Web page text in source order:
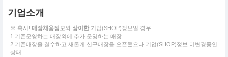
기업소개
※ 혹시! 매장채용정보와 상이한 기업(SHOP)정보일 경우
1.기존운영하는 매장외에 추가 운영하는 매장
2.기존매장을 철수하고 새롭게 신규매장을 오픈했으나 기업(SHOP)정보 미변경중인
상태